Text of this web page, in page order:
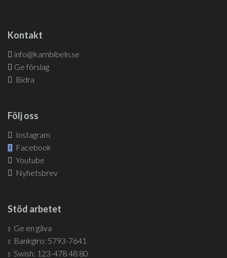
Kontakt
info@karnbibeln.se
Ge förslag
Bidra
Följ oss
Instagram
Facebook
Youtube
Nyhetsbrev
Stöd arbetet
Ge en gåva
Bankgiro: 5793-7641
Swish: 123-478 48 80